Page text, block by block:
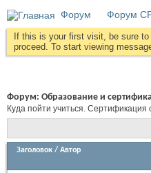
Форум Форум
If this is your first visit, be sure
proceed. To start viewing
Форум: Образование и
Куда пойти учиться.
Заголовок / Автор